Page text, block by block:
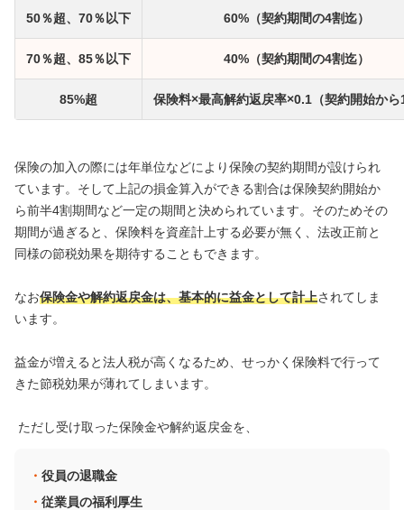
50％超、70％以下 60%（契約期間の4割迄）
70％超、85％以下 40%（契約期間の4割迄）
85%超 保険料×最高解約返戻率×0.1（契約開始から
保険の加入の際には年単位などにより保険の契約期間が設けられ
ています。そして上記の損金算入ができる割合は保険契約開始か
ら前半4割期間など一定の期間と決められています。そのためその
期間が過ぎると、保険料を資産計上する必要が無く、法改正前と
同様の節税効果を期待することもできます。
なお保険金や解約返戻金は、基本的に益金として計上されてしま
います。
益金が増えると法人税が高くなるため、せっかく保険料で行って
きた節税効果が薄れてしまいます。
ただし受け取った保険金や解約返戻金を、
役員の退職金
従業員の福利厚生